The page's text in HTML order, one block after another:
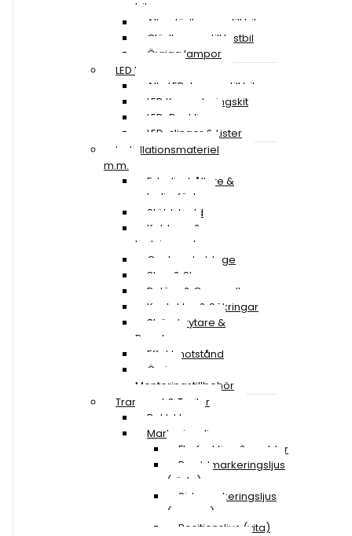
bilen
Alla glödlampor till bil
Glödlampor till lastbil
Övriga lampor
LED Lampor
Alla LED-lampor till bil
LED Konverteringskit
LED-Backljus
LED-slingor & Lister
Installationsmateriel
m.m.
Extraljushållare &
extraljusfäste
Stöldskydd
Kablage &
Ledningssatser
Canbus-kablage
Stag & Skruv
Reläer & Omvandlare
Kontakter & Säkringar
Strömbrytare &
Paneler
Effektmotstånd
Övriga
Monteringstillbehör
Transport & Trailer
Baklyktor
Markeringsljus
Flerfunktion & snablar
Breddmarkeringsljus
(röda)
Sidomarkeringsljus
(orange)
Positionsljus (vita)